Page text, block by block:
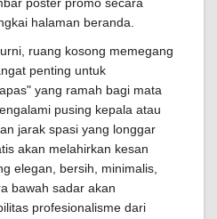
halaman beranda.
ruang kosong memegang
penting untuk
yang ramah bagi mata
pusing kepala atau
jarak spasi yang longgar
akan melahirkan kesan
elegan, bersih, minimalis,
bawah sadar akan
profesionalisme dari